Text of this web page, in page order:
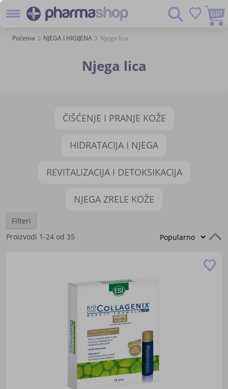
Pretraživanje
na
sadržaj
Početna NJEGA I HIGIJENA Njega lica
Njega lica
ČIŠĆENJE I PRANJE KOŽE
HIDRATACIJA I NJEGA
REVITALIZACIJA I DETOKSIKACIJA
NJEGA ZRELE KOŽE
Filteri
Proizvodi 1-24 od 35